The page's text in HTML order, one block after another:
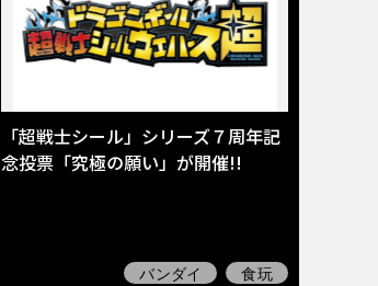
「超戦士シール」シリーズ７周年記
念投票「究極の願い」が開催!!
バンダイ
食玩